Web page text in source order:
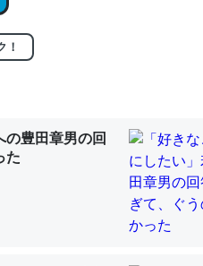
100ページ分くらい。小説でい
いうには多い分量。進化すればす
った。調べたらコオロギのカルシ
！
の豊田章男の回
た